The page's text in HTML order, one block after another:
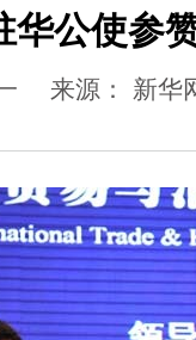
华公使参
一 来源： 新